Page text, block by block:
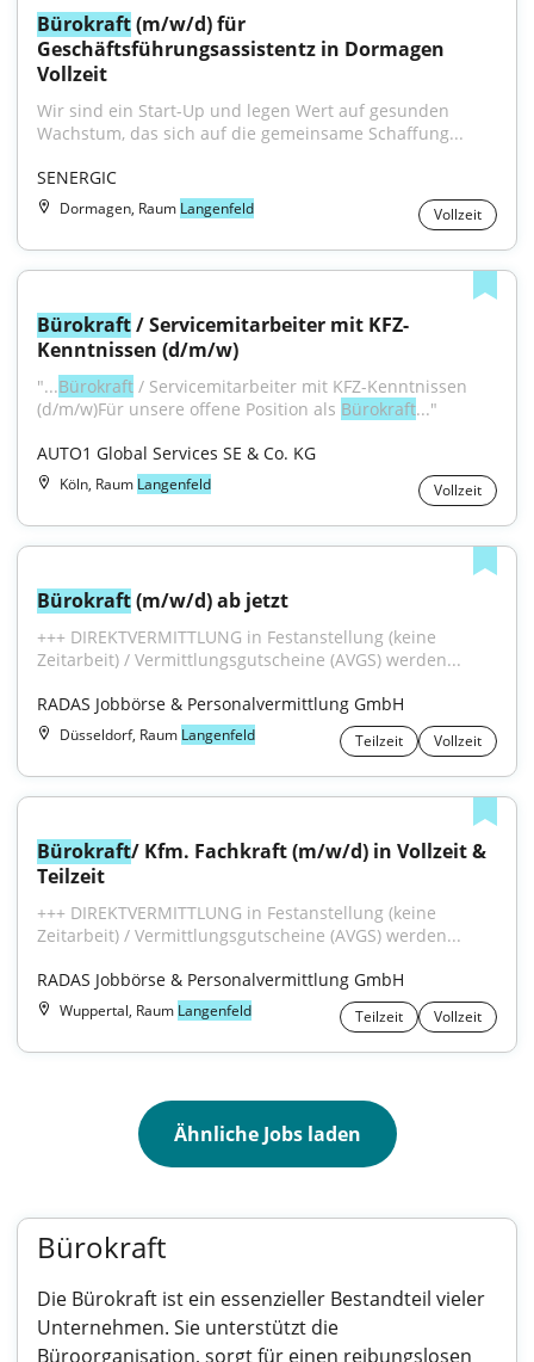
Bürokraft (m/w/d) für
Geschäftsführungsassistentz in Dormagen
Vollzeit
Wir sind ein Start-Up und legen Wert auf gesunden
Wachstum, das sich auf die gemeinsame Schaffung...
SENERGIC
Dormagen, Raum Langenfeld Vollzeit
Bürokraft / Servicemitarbeiter mit KFZ-
Kenntnissen (d/m/w)
"...Bürokraft / Servicemitarbeiter mit KFZ-Kenntnissen
(d/m/w)Für unsere offene Position als Bürokraft..."
AUTO1 Global Services SE & Co. KG
Köln, Raum Langenfeld Vollzeit
Bürokraft (m/w/d) ab jetzt
+++ DIREKTVERMITTLUNG in Festanstellung (keine
Zeitarbeit) / Vermittlungsgutscheine (AVGS) werden...
RADAS Jobbörse & Personalvermittlung GmbH
Düsseldorf, Raum Langenfeld Teilzeit Vollzeit
Bürokraft/ Kfm. Fachkraft (m/w/d) in Vollzeit &
Teilzeit
+++ DIREKTVERMITTLUNG in Festanstellung (keine
Zeitarbeit) / Vermittlungsgutscheine (AVGS) werden...
RADAS Jobbörse & Personalvermittlung GmbH
Wuppertal, Raum Langenfeld Teilzeit Vollzeit
Ähnliche Jobs laden
Bürokraft
Die Bürokraft ist ein essenzieller Bestandteil vieler
Unternehmen. Sie unterstützt die
Büroorganisation, sorgt für einen reibungslosen